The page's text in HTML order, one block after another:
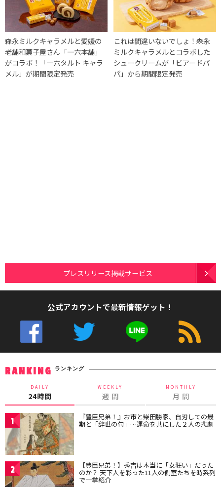
森永ミルクキャラメルと愛媛の
老舗和菓子屋さん「一六本舗」
がコラボ！「一六タルト キャラ
メル」が期間限定発売
これは間違いないでしょ！森永
ミルクキャラメルとコラボした
シュークリームが「ビアードパ
パ」から期間限定発売
プレスリリース掲載サービス
公式アカウントで最新情報ゲット！
RANKING ランキング
DAILY
24時間
WEEKLY
週 間
MONTHLY
月 間
1 『豊臣兄弟！』お市と柴田勝家、自刃しての最
期と「辞世の句」…運命を共にした２人の悲劇
2 【豊臣兄弟！】秀吉は本当に「女狂い」だった
のか？ 天下人を彩った11人の側室たちを時系列
で一挙紹介